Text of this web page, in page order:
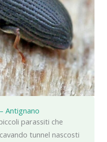
Antignano
parassiti che
tunnel nascosti